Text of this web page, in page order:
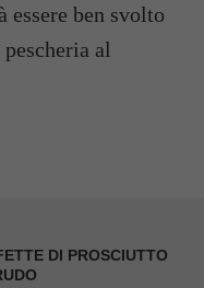
essere ben svolto
al
DI PROSCIUTTO